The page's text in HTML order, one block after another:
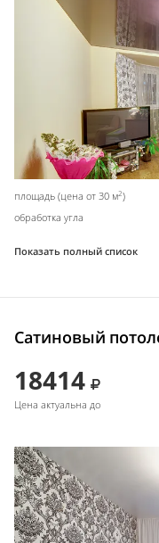
площадь (цена от 30 м2)
обработка угла
Показать полный список
Сатиновый
18414
Цена актуальна до